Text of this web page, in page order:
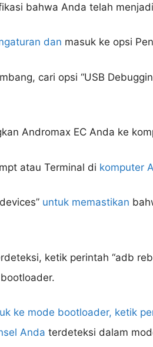
bahwa Anda telah
dan masuk ke opsi
cari opsi “USB
Andromax EC Anda ke
atau Terminal di komputer
untuk memastikan
ketik perintah “adb
ke mode bootloader, ketik
Anda terdeteksi dalam